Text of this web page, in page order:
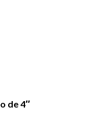
de 4″